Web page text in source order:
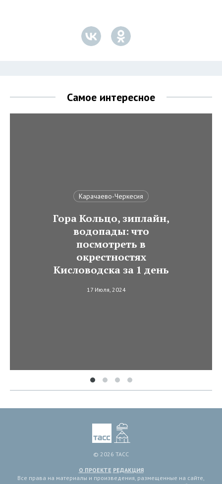
Самое интересное
Карачаево-Черкесия
Гора Кольцо, зиплайн,
водопады: что
посмотреть в
окрестностях
Кисловодска за 1 день
17 Июля, 2024
© 2026 ТАСС
О ПРОЕКТЕ РЕДАКЦИЯ
Все права на материалы и произведения, размещенные на сайте,